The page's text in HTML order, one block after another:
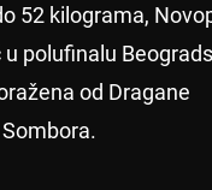
52 kilograma,
u polufinalu
od Dragane